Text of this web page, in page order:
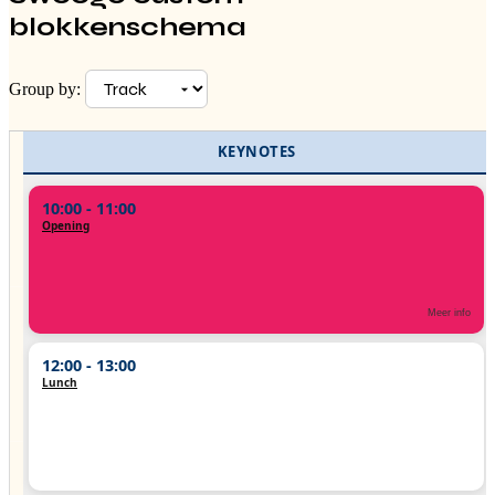
blokkenschema
Group by:
KEYNOTES
10:00 - 11:00
Opening
Meer info
12:00 - 13:00
Lunch